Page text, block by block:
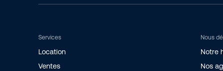
Services
Location
Ventes
Nous
Notre
Nos